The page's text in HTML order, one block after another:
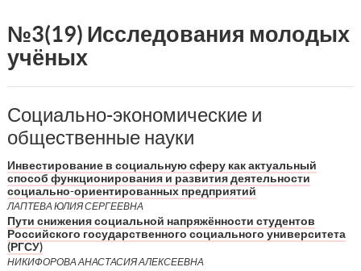
№3(19) Исследования молодых
учёных
Социально-экономические и
общественные науки
Инвестирование в социальную сферу как актуальный
способ функционирования и развития деятельности
социально-ориентированных предприятий
ЛАПТЕВА ЮЛИЯ СЕРГЕЕВНА
Пути снижения социальной напряжённости студентов
Российского государственного социального университета
(РГСУ)
НИКИФОРОВА АНАСТАСИЯ АЛЕКСЕЕВНА